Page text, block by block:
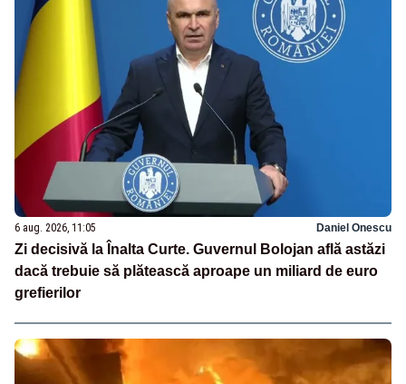
6 aug. 2026, 11:05 Daniel Onescu
Zi decisivă la Înalta Curte. Guvernul Bolojan află astăzi
dacă trebuie să plătească aproape un miliard de euro
grefierilor